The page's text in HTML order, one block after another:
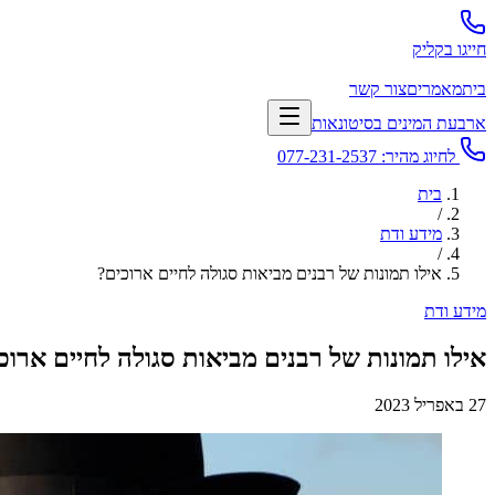
חייגו בקליק
ביתמאמריםצור קשר
ארבעת המינים בסיטונאות
לחיוג מהיר: 077-231-2537
בית
/
מידע ודת
/
אילו תמונות של רבנים מביאות סגולה לחיים ארוכים?
מידע ודת
אילו תמונות של רבנים מביאות סגולה לחיים
27 באפריל 2023